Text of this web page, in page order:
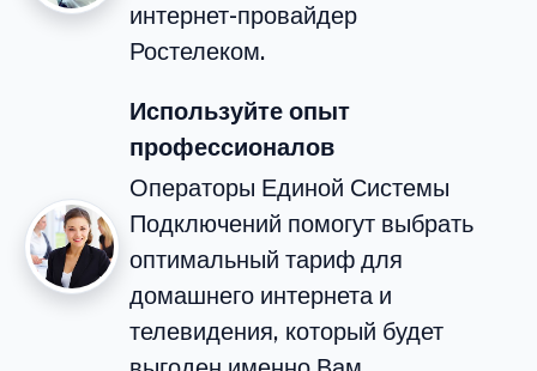
интернет-провайдер
Ростелеком.
Используйте опыт
профессионалов
Операторы Единой Системы
Подключений помогут выбрать
оптимальный тариф для
домашнего интернета и
телевидения, который будет